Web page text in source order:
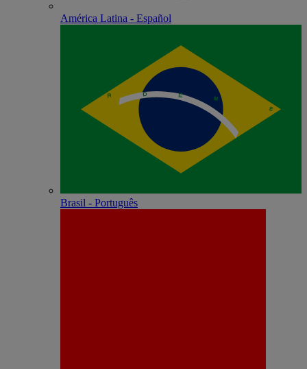
América Latina - Español
Brasil - Português